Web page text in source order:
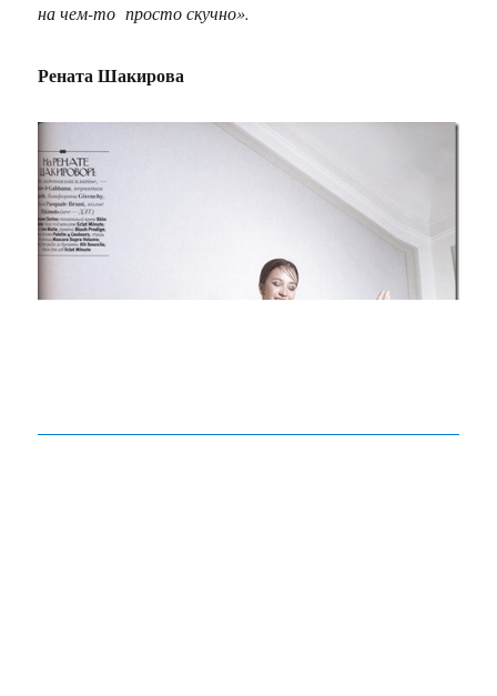
на чем-то просто скучно».
Рената Шакирова